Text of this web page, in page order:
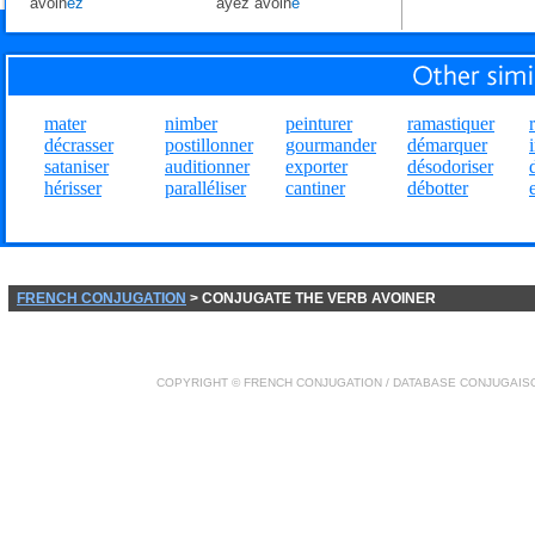
mater
décrasser
sataniser
hérisser
nimber
postillonner
auditionner
paralléliser
peinturer
gourmander
exporter
cantiner
ramastiquer
démarquer
désodoriser
débotter
FRENCH CONJUGATION > CONJUGATE THE VERB AVOINER
COPYRIGHT © FRENCH CONJUGATION / DATABASE